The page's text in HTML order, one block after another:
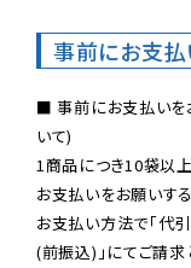
事前にお支払
■ 事前にお支払いを
いて)
1商品につき10袋以
お支払いをお願いす
お支払い方法で「代
(前振込)」にてご請求